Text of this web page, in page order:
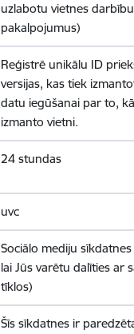
uzlabotu vietnes
pakalpojumus)
Reģistrē unikālu ID
versijas, kas tiek
datu iegūšanai par to,
izmanto vietni.
24 stundas
uvc
Sociālo mediju
lai Jūs varētu dalīties ar
tīklos)
Šīs sīkdatnes ir